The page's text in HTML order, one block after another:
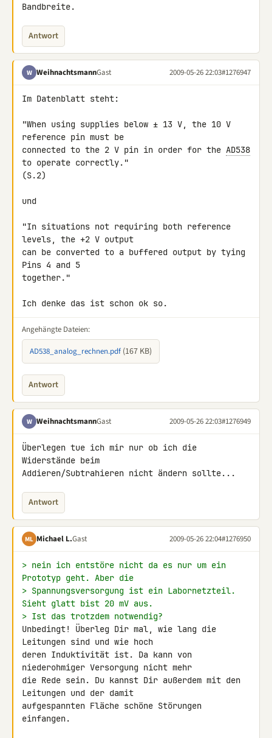
Bandbreite.
Antwort
W WeihnachtsmannGast 2009-05-26 22:03#1276947
Im Datenblatt steht:
"When using supplies below ± 13 V, the 10 V
reference pin must be
connected to the 2 V pin in order for the AD538
to operate correctly."
(S.2)
und
"In situations not requiring both reference
levels, the +2 V output
can be converted to a buffered output by tying
Pins 4 and 5
together."
Ich denke das ist schon ok so.
Angehängte Dateien:
AD538_analog_rechnen.pdf (167 KB)
Antwort
W WeihnachtsmannGast 2009-05-26 22:03#1276949
Überlegen tue ich mir nur ob ich die
Widerstände beim
Addieren/Subtrahieren nicht ändern sollte...
Antwort
ML Michael L.Gast 2009-05-26 22:04#1276950
> nein ich entstöre nicht da es nur um ein
Prototyp geht. Aber die
> Spannungsversorgung ist ein Labornetzteil.
Sieht glatt bist 20 mV aus.
> Ist das trotzdem notwendig?
Unbedingt! Überleg Dir mal, wie lang die
Leitungen sind und wie hoch
deren Induktivität ist. Da kann von
niederohmiger Versorgung nicht mehr
die Rede sein. Du kannst Dir außerdem mit den
Leitungen und der damit
aufgespannten Fläche schöne Störungen
einfangen.